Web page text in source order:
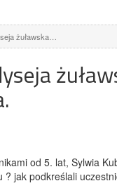
żuławska…
od 5. lat, Sylwia
jak podkreślali